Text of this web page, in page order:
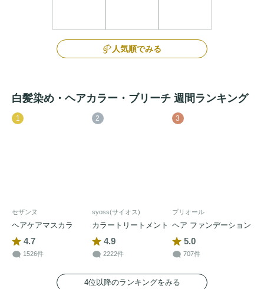
人気順でみる
白髪染め・ヘアカラー・ブリーチ 週間ランキング
1
セザンヌ
ヘアケアマスカラ
4.7
1526件
2
syoss(サイオス)
カラートリートメント
4.9
2222件
3
プリオール
ヘア ファンデーション
5.0
707件
4位以降のランキングをみる